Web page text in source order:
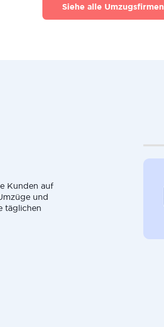
Siehe alle Umzugsfirmen
Kunden auf
und
täglichen